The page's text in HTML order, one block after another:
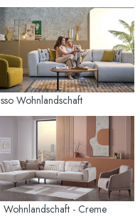
Eiche-Füße
Wohnlandschaft
Wohnlandschaft - Creme